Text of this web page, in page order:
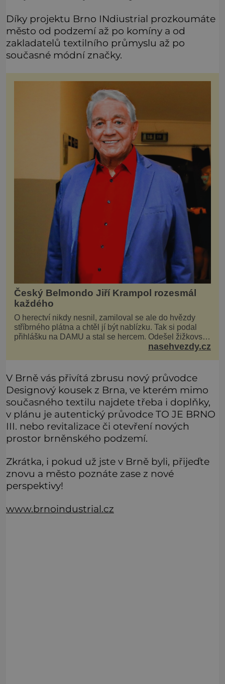
Díky projektu Brno INdiustrial prozkoumáte
město od podzemí až po komíny a od
zakladatelů textilního průmyslu až po
současné módní značky.
Český Belmondo Jiří Krampol rozesmál
každého
O herectví nikdy nesnil, zamiloval se ale do hvězdy
stříbrného plátna a chtěl jí být nablízku. Tak si podal
přihlášku na DAMU a stal se hercem. Odešel žižkovský
matador, který všude rozdával humor, i když jemu
nasehvezdy.cz
V Brně vás přivítá zbrusu nový průvodce
Designový kousek z Brna, ve kterém mimo
současného textilu najdete třeba i doplňky,
v plánu je autentický průvodce TO JE BRNO
III. nebo revitalizace či otevření nových
prostor brněnského podzemí.
Zkrátka, i pokud už jste v Brně byli, přijeďte
znovu a město poznáte zase z nové
perspektivy!
www.brnoindustrial.cz